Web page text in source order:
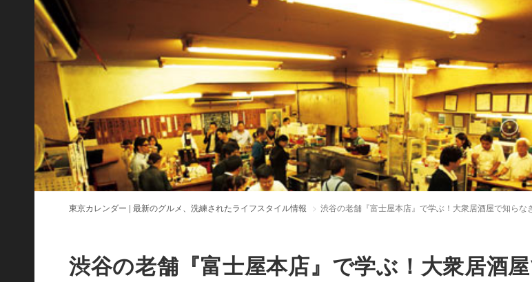
東京カレンダー | 最新のグルメ、洗練されたライフスタイル情報 渋谷の老舗『富士屋本店』で学ぶ！大衆居酒屋で知らな
渋谷の老舗『富士屋本店』で学ぶ！大衆居酒